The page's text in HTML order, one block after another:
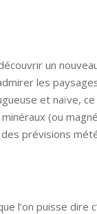
un
les
et naïve,
(ou
prévisions
l’on puisse